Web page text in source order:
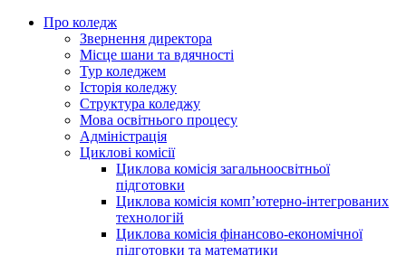
Про коледж
Звернення директора
Місце шани та вдячності
Тур коледжем
Історія коледжу
Структура коледжу
Мова освітнього процесу
Адміністрація
Циклові комісії
Циклова комісія загальноосвітньої
підготовки
Циклова комісія комп’ютерно-інтегрованих
технологій
Циклова комісія фінансово-економічної
підготовки та математики